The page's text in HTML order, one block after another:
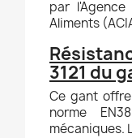
par
Aliments
3121 du
Ce gant
norme
mécaniques.